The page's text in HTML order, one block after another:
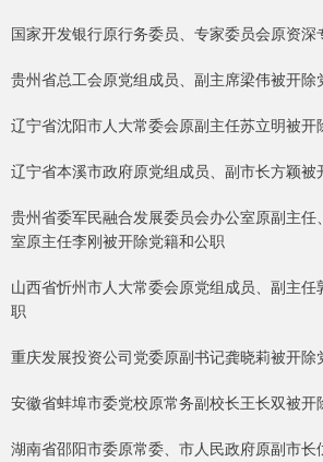
国家开发银行原行务委员、专家委员会原资
贵州省总工会原党组成员、副主席梁伟被开除
辽宁省沈阳市人大常委会原副主任苏立明被开
辽宁省本溪市政府原党组成员、副市长方颖被
贵州省委军民融合发展委员会办公室原副主
室原主任李刚被开除党籍和公职
山西省忻州市人大常委会原党组成员、副主
职
重庆发展投资公司党委原副书记龚晓莉被开除
安徽省蚌埠市委党校原常务副校长王长双被开
湖南省邵阳市委原常委、市人民政府原副市